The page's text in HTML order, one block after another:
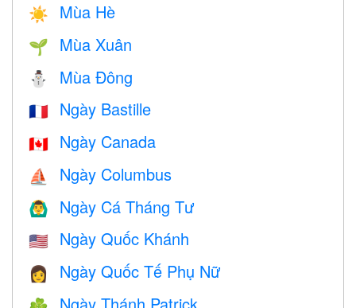
☀️ Mùa Hè
🌱 Mùa Xuân
⛄ Mùa Đông
🇫🇷 Ngày Bastille
🇨🇦 Ngày Canada
⛵️ Ngày Columbus
🙆‍♂️ Ngày Cá Tháng Tư
🇺🇸 Ngày Quốc Khánh
👩 Ngày Quốc Tế Phụ Nữ